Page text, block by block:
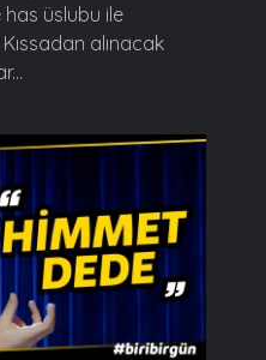
has üslubu ile
alınacak